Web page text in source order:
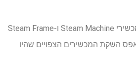
Valve אישרה רשמית שמכשירי Steam Machine ו-Steam Frame
השקת המכשירים הצפויים שהיו